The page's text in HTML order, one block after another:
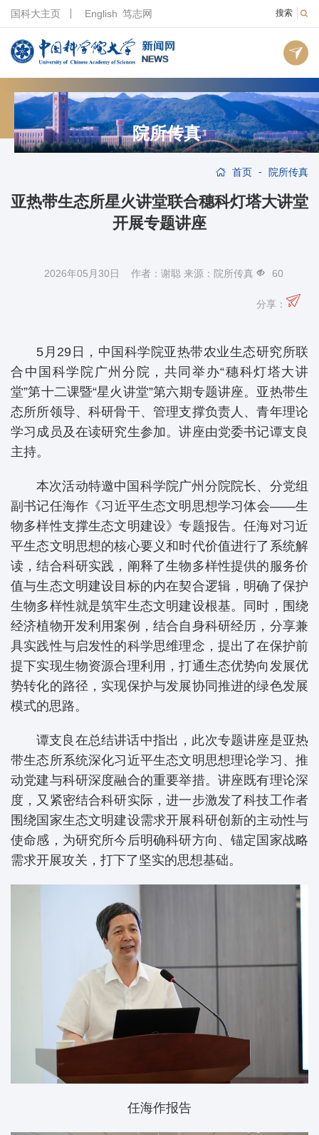
搜索
国科大主页 English 笃志网
院所传真
首页 - 院所传真
亚热带生态所星火讲堂联合穗科灯塔大讲堂
开展专题讲座
2026年05月30日 作者：谢聪 来源：院所传真 60
分享：
5月29日，中国科学院亚热带农业生态研究所联
合中国科学院广州分院，共同举办“穗科灯塔大讲
堂”第十二课暨“星火讲堂”第六期专题讲座。亚热带生
态所所领导、科研骨干、管理支撑负责人、青年理论
学习成员及在读研究生参加。讲座由党委书记谭支良
主持。
本次活动特邀中国科学院广州分院院长、分党组
副书记任海作《习近平生态文明思想学习体会——生
物多样性支撑生态文明建设》专题报告。任海对习近
平生态文明思想的核心要义和时代价值进行了系统解
读，结合科研实践，阐释了生物多样性提供的服务价
值与生态文明建设目标的内在契合逻辑，明确了保护
生物多样性就是筑牢生态文明建设根基。同时，围绕
经济植物开发利用案例，结合自身科研经历，分享兼
具实践性与启发性的科学思维理念，提出了在保护前
提下实现生物资源合理利用，打通生态优势向发展优
势转化的路径，实现保护与发展协同推进的绿色发展
模式的思路。
谭支良在总结讲话中指出，此次专题讲座是亚热
带生态所系统深化习近平生态文明思想理论学习、推
动党建与科研深度融合的重要举措。讲座既有理论深
度，又紧密结合科研实际，进一步激发了科技工作者
围绕国家生态文明建设需求开展科研创新的主动性与
使命感，为研究所今后明确科研方向、锚定国家战略
需求开展攻关，打下了坚实的思想基础。
任海作报告